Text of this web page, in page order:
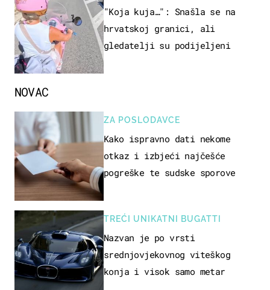
"Koja kuja…": Snašla se na
hrvatskoj granici, ali
gledatelji su podijeljeni
NOVAC
ZA POSLODAVCE
Kako ispravno dati nekome
otkaz i izbjeći najčešće
pogreške te sudske sporove
TREĆI UNIKATNI BUGATTI
Nazvan je po vrsti
srednjovjekovnog viteškog
konja i visok samo metar